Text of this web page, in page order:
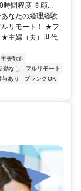
時間程度 ※顧...
なたの経理経験
リモート！ ★フ
★主婦（夫）世代
夫歓迎
勤なし
フルリモート
与あり
ブランクOK